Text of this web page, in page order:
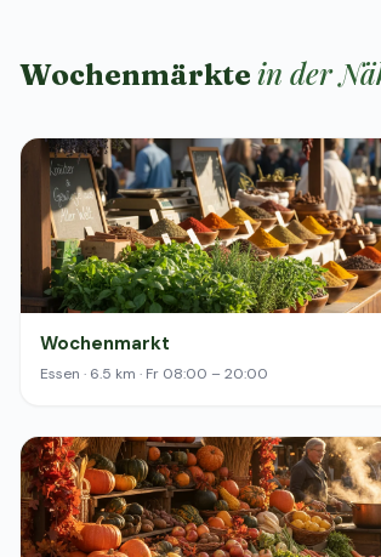
Wochenmärkte in der
Wochenmarkt
Essen · 6.5 km · Fr 08:00 – 20:00